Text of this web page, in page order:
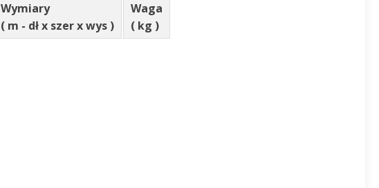
Wymiary
( m - dł x szer x wys )
Waga
( kg )